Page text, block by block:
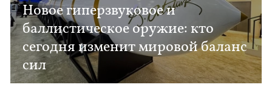
Новое гиперзвуковое и
баллистическое оружие: кто
сегодня изменит мировой баланс
сил